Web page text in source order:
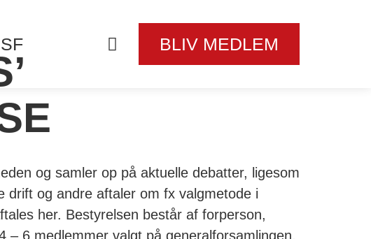
BLIV MEDLEM
og samler op på aktuelle debatter, ligesom
drift og andre aftaler om fx valgmetode i
her. Bestyrelsen består af forperson,
6 medlemmer valgt på generalforsamlingen.